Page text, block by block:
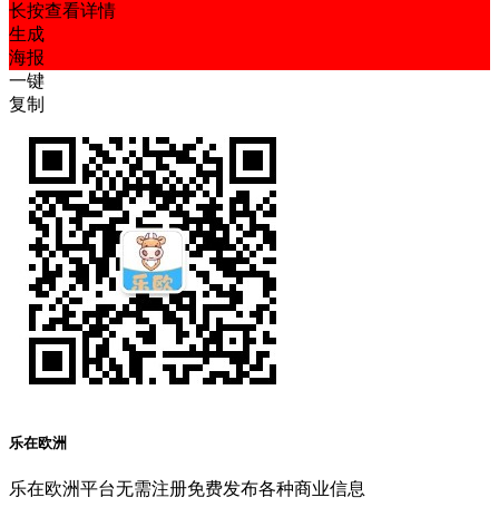
长按查看详情
生成
海报
一键
复制
乐在欧洲
乐在欧洲平台无需注册免费发布各种商业信息